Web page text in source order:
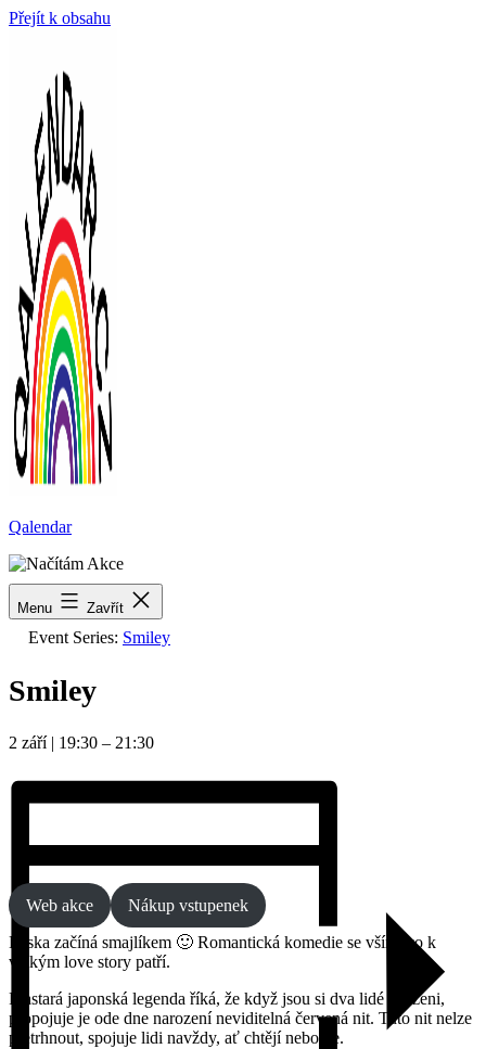
Přejít k obsahu
Qalendar
Menu Zavřít
« Všechny Akce
Event Series: Smiley
Smiley
2 září 19:30 – 21:30
Web akce
Nákup vstupenek
Láska začíná smajlíkem 🙂 Romantická komedie se vším, co k
velkým love story patří.
Prastará japonská legenda říká, že když jsou si dva lidé souzeni,
propojuje je ode dne narození neviditelná červená nit. Tuto nit nelze
přetrhnout, spojuje lidi navždy, ať chtějí nebo ne.